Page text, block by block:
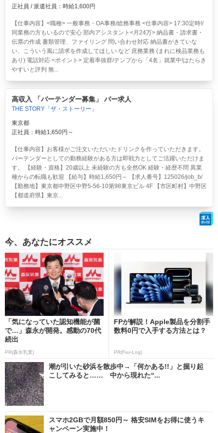
正社員 / 派遣社員：時給1,600円
【仕事内容】<職種> 一般事務・OA事務/総務事務 <仕事内容> 17:30定時!/
同業務の方もいるので安心 部内アシスタント<月24万> 納品書・請求書・
伝票の作成 書類管理、ファイリング 問い合わせ対応 納品書がきていな
い、こういう風に請求を作成してほしい など 庶務業務 (まれに検品業務も
あり) 電話対応 <ポイント> 定着率抜群/テンプから「4名」就業中!はたらき
やすいと評判 無...
高収入 「バーテンダー募集」 バー求人
THE STORY「ザ・ストーリー」
東京都
正社員：時給1,650円～
【仕事内容】お客様がご注文いただいたドリンクを作っていただきます。
バーテンダーとしての勤務経験がある方は即戦力としてご活躍いただけま
す。 【経験・資格】20歳以上 未経験の方も全然OK 経験・経歴不問 異業
種からの転職も歓迎 【給与】時給1,650円～ 【求人番号】125026/job_b/
【勤務地】東京都中野区中野5-56-10第98東京ビル 4F 【市区町村】中野区
【都道府県】東京...
今、あなたにオススメ
「気になっていた認知機能が菌
で…」森永が開発。感動の70代
続出
PR(森永乳業)
FPが解説！Apple製品を分割手
数料0円で入手する方法とは？
PR(Fav-Log)
潮が引いた砂浜を散歩中→「何かある!!」と掘り起
こしてみると…… 中から現れた“...
スマホ2GBで月額850円～ 格安SIMをお得に使うキ
ャンペーン実施中！